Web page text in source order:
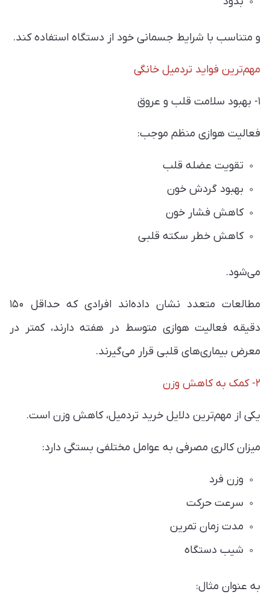
و متناسب با شرایط جسمانی خود از دستگاه استفاده کند.
مهم‌ترین فواید تردمیل خانگی
۱- بهبود سلامت قلب و عروق
فعالیت هوازی منظم موجب:
تقویت عضله قلب
بهبود گردش خون
کاهش فشار خون
کاهش خطر سکته قلبی
می‌شود.
مطالعات متعدد نشان داده‌اند افرادی که حداقل ۱۵۰
دقیقه فعالیت هوازی متوسط در هفته دارند، کمتر در
معرض بیماری‌های قلبی قرار می‌گیرند.
۲- کمک به کاهش وزن
یکی از مهم‌ترین دلایل خرید تردمیل، کاهش وزن است.
میزان کالری مصرفی به عوامل مختلفی بستگی دارد:
وزن فرد
سرعت حرکت
مدت زمان تمرین
شیب دستگاه
به عنوان مثال: